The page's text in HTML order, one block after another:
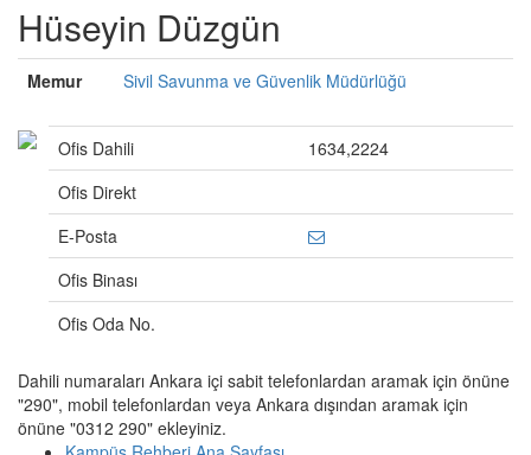
Hüseyin Düzgün
Memur Sivil Savunma ve Güvenlik Müdürlüğü
Ofis Dahili
1634,2224
Ofis Direkt
E-Posta
Ofis Binası
Ofis Oda No.
Dahili numaraları Ankara içi sabit telefonlardan aramak için önüne
"290", mobil telefonlardan veya Ankara dışından aramak için
önüne "0312 290" ekleyiniz.